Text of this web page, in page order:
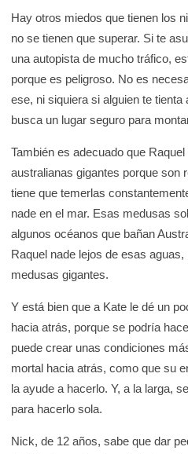
Hay otros miedos que tienen los
no se tienen que superar. Si te
una autopista de mucho tráfico,
porque es peligroso. No es
ese, ni siquiera si alguien te tienta
busca un lugar seguro para
También es adecuado que
australianas gigantes porque son
tiene que temerlas
nade en el mar. Esas medusas
algunos océanos que bañan
Raquel nade lejos de esas
medusas gigantes.
Y está bien que a Kate le dé un
hacia atrás, porque se podría
puede crear unas condiciones
mortal hacia atrás, como que su
la ayude a hacerlo. Y, a la larga,
para hacerlo sola.
Nick, de 12 años, sabe que dar